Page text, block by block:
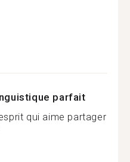
parfait
qui aime partager